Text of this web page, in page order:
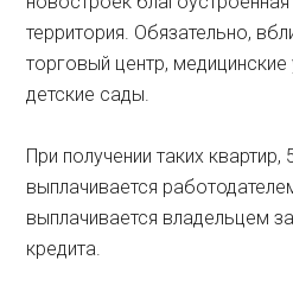
территория. Обязательно,
торговый центр,
детские сады.
При получении таких квартир,
выплачивается
выплачивается владельцем
кредита.